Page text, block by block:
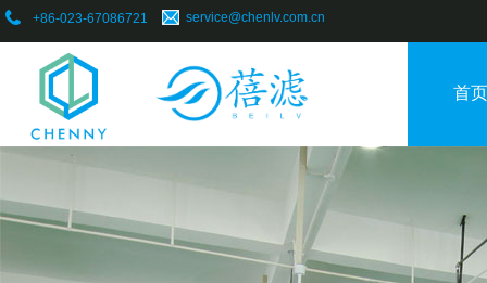
+86-023-67086721 ​service@chenlv.com.cn
首页